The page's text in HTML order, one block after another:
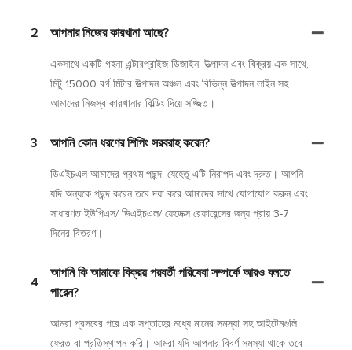
2 আপনার নিজের কারখানা আছে?
একসাথে একটি গহনা এন্টারপ্রাইজ ডিজাইন, উত্পাদন এবং বিক্রয় এক সাথে,
মিটু 15000 বর্গ মিটার উত্পাদন অঞ্চল এবং বিভিন্ন উত্পাদন লাইন সহ
আমাদের নিজস্ব কারখানার বিল্ডিং দিয়ে সজ্জিত।
3 আপনি কোন ধরণের শিপিং সরবরাহ করেন?
ডিএইচএল আমাদের প্রথম পছন্দ, যেহেতু এটি নিরাপদ এবং দ্রুত। আপনি
যদি অন্যকে পছন্দ করেন তবে দয়া করে আমাদের সাথে যোগাযোগ করুন এবং
সাধারণত ইউপিএস/ ডিএইচএল/ ফেডেক্স রেফারেন্সের জন্য প্রায় 3-7
দিনের বিতরণ।
4
আপনি কি আমাকে বিক্রয় পরবর্তী পরিষেবা সম্পর্কে আরও বলতে
পারেন?
আমরা প্রসবের পরে এক সপ্তাহের মধ্যে মানের সমস্যা সহ আইটেমগুলি
ফেরত বা প্রতিস্থাপন করি। আমরা যদি আপনার বিবর্ণ সমস্যা থাকে তবে